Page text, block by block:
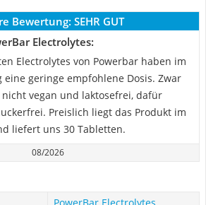
Bewertung: SEHR GUT
Electrolytes:
Electrolytes von Powerbar haben im
eine geringe empfohlene Dosis. Zwar
vegan und laktosefrei, dafür
Preislich liegt das Produkt im
liefert uns 30 Tabletten.
08/2026